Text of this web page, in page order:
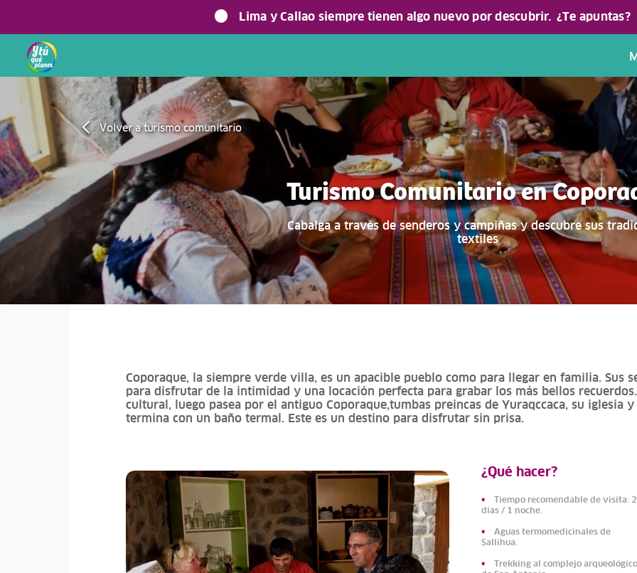
Lima y Callao siempre tienen algo nuevo por descubrir. ¿Te apuntas?
Volver a turismo comunitario
Turismo Comunitario en
Cabalga a través de senderos y campiñas y descubre sus
textiles
Coporaque, la siempre verde villa, es un apacible pueblo como para llegar en familia. Sus
para disfrutar de la intimidad y una locación perfecta para grabar los más bellos
cultural, luego pasea por el antiguo Coporaque,tumbas preincas de Yuraqccaca, su iglesia
termina con un baño termal. Este es un destino para disfrutar sin prisa.
¿Qué hacer?
Tiempo recomendable de visita: 2
días / 1 noche.
Aguas termomedicinales de
Sallihua.
Trekking al complejo arqueológico